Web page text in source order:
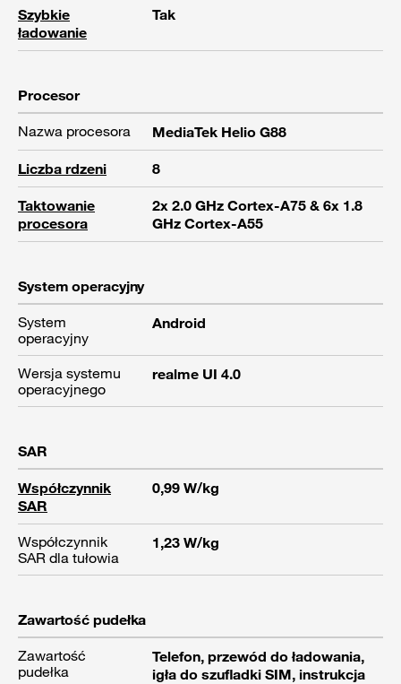
Szybkie
ładowanie
Tak
Procesor
Nazwa procesora
MediaTek Helio G88
Liczba rdzeni 8
Taktowanie
procesora
2x 2.0 GHz Cortex-A75 & 6x 1.8
GHz Cortex-A55
System operacyjny
System
operacyjny
Android
Wersja systemu
operacyjnego
realme UI 4.0
SAR
Współczynnik
SAR
0,99 W/kg
Współczynnik
SAR dla tułowia
1,23 W/kg
Zawartość pudełka
Zawartość
pudełka
Telefon, przewód do ładowania,
igła do szufladki SIM, instrukcja